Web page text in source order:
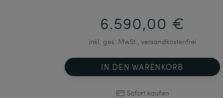
6.590,00 €
inkl. ges. MwSt., versandkostenfrei
IN DEN WARENKORB
Sofort kaufen